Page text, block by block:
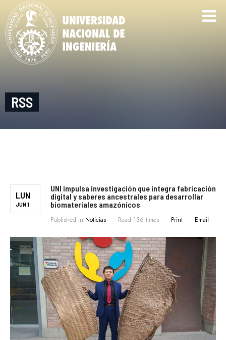
RSS
LUN
JUN 1
UNI impulsa investigación que integra fabricación
digital y saberes ancestrales para desarrollar
biomateriales amazónicos
Published in Noticias Read 136 times Print Email